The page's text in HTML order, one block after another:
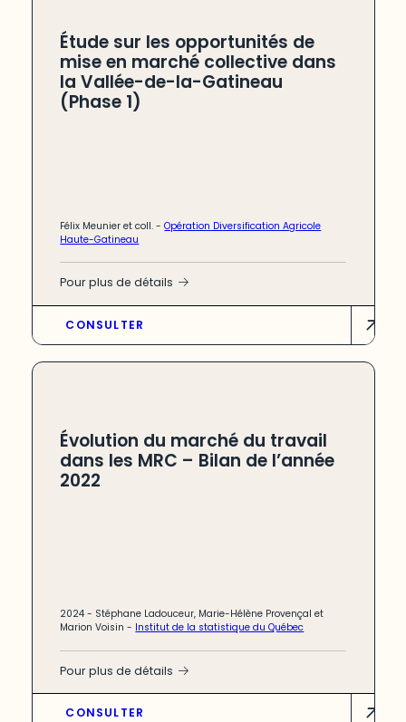
Étude sur les opportunités de
mise en marché collective dans
la Vallée-de-la-Gatineau
(Phase 1)
Félix Meunier et coll. -Opération Diversification Agricole
Haute-Gatineau
Pour plus de détails
CONSULTER
Évolution du marché du travail
dans les MRC – Bilan de l’année
2022
2024 - Stéphane Ladouceur, Marie-Hélène Provençal et
Marion Voisin - Institut de la statistique du Québec
Pour plus de détails
CONSULTER